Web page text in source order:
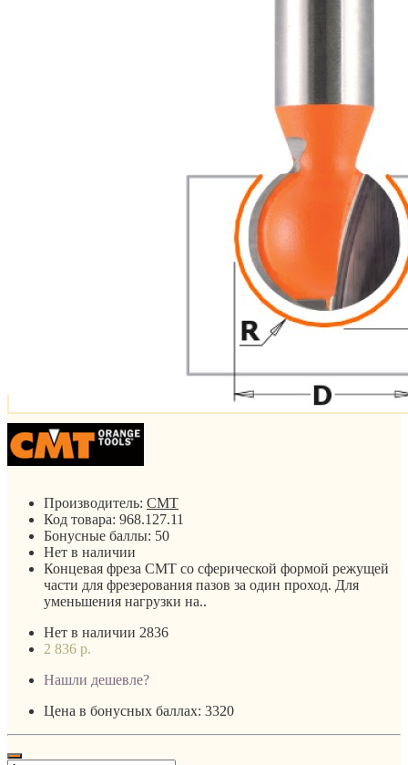
Производитель: CMT
Код товара: 968.127.11
Бонусные баллы: 50
Нет в наличии
Концевая фреза СМТ со сферической формой режущей
части для фрезерования пазов за один проход. Для
уменьшения нагрузки на..
Нет в наличии 2836
2 836 р.
Нашли дешевле?
Цена в бонусных баллах: 3320